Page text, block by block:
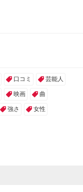
口コミ 芸能人
映画 曲
強さ 女性